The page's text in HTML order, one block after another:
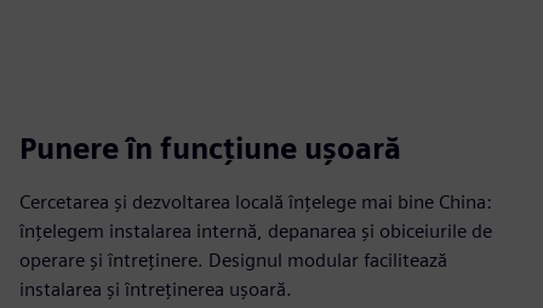
Punere în funcțiune ușoară
Cercetarea și dezvoltarea locală înțelege mai bine China:
înțelegem instalarea internă, depanarea și obiceiurile de
operare și întreținere. Designul modular facilitează
instalarea și întreținerea ușoară.